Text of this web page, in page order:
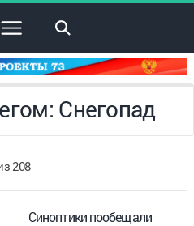
×
Снегопад
208
Синоптики пообещали